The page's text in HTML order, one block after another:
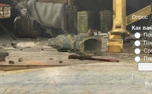
Опрос
Как
[